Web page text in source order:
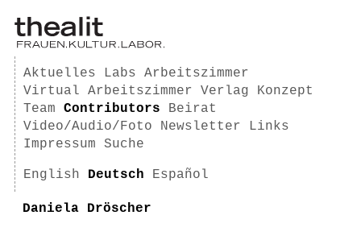
Aktuelles Labs
Arbeitszimmer
Virtual Arbeitszimmer
Verlag
Konzept
Team
Contributors
Beirat
Video/Audio/Foto
Newsletter
Links
Impressum
Suche
English Deutsch Español
Daniela Dröscher